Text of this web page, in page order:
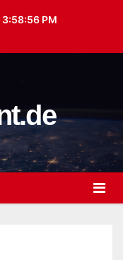
3:58:56 PM